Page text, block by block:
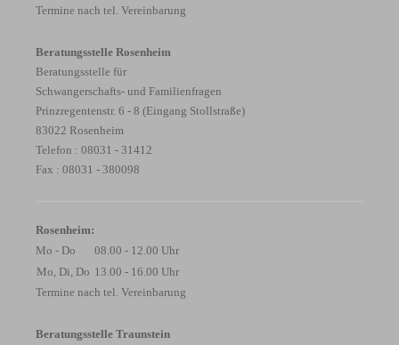
Termine nach tel. Vereinbarung
Beratungsstelle Rosenheim
Beratungsstelle für
Schwangerschafts- und Familienfragen
Prinzregentenstr. 6 - 8 (Eingang Stollstraße)
83022 Rosenheim
Telefon : 08031 - 31412
Fax : 08031 - 380098
Rosenheim:
Mo - Do
08.00 - 12.00 Uhr
Mo, Di, Do 13.00 - 16.00 Uhr
Termine nach tel. Vereinbarung
Beratungsstelle Traunstein